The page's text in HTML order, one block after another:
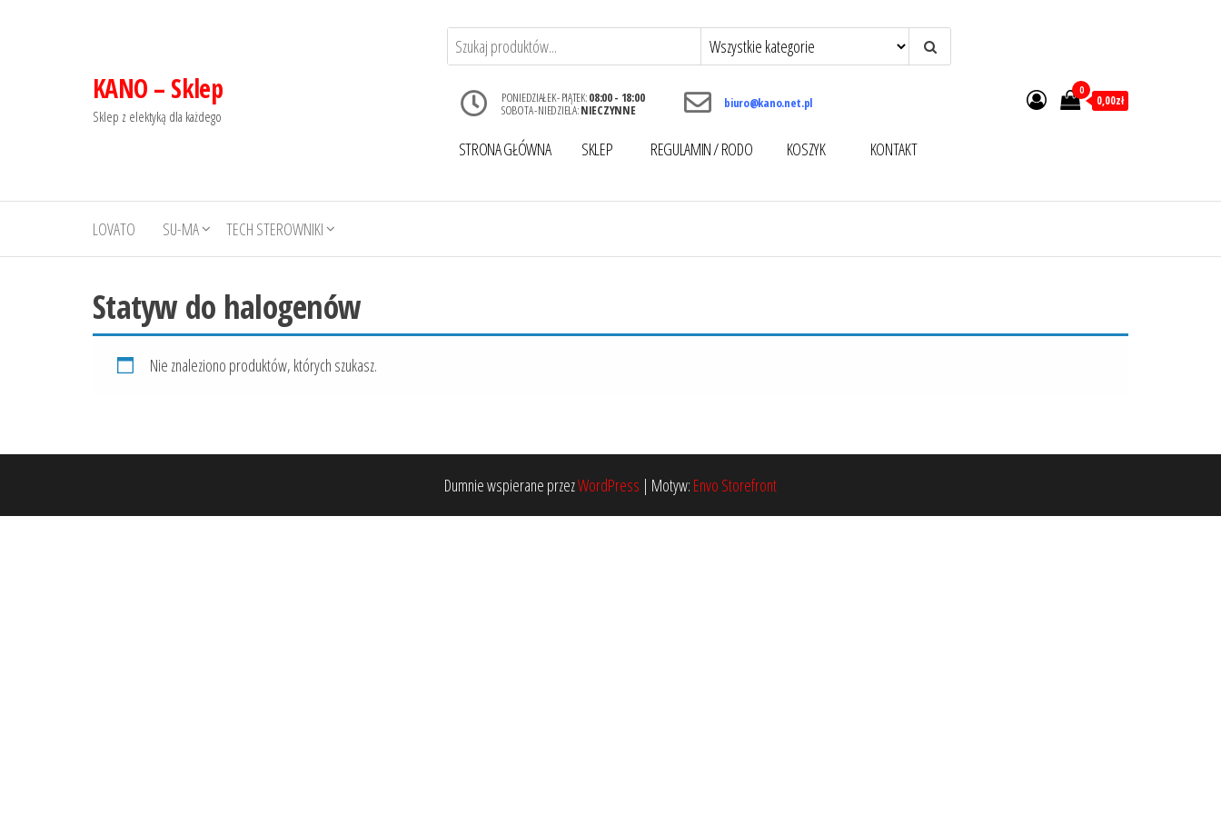
KANO – Sklep
Sklep z elektyką dla każdego
PONIEDZIAŁEK - PIĄTEK:08:00 - 18:00
SOBOTA - NIEDZIELA:NIECZYNNE biuro@kano.net.pl
STRONA GŁÓWNA SKLEP REGULAMIN / RODO KOSZYK KONTAKT
0
0,00zł
LOVATO SU-MA TECH STEROWNIKI
Statyw do halogenów
Nie znaleziono produktów, których szukasz.
Dumnie wspierane przezWordPress | Motyw: Envo Storefront